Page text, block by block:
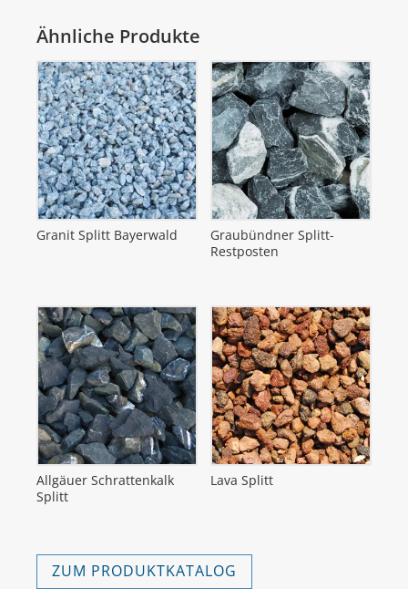
Ähnliche Produkte
Granit Splitt Bayerwald
Graubündner Splitt-
Restposten
Allgäuer Schrattenkalk
Splitt
Lava Splitt
ZUM PRODUKTKATALOG